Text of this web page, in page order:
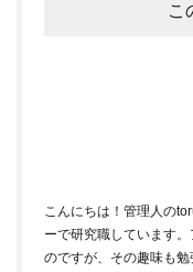
こ
こんにちは！管理人の
ーで研究職しています
のですが、その趣味も